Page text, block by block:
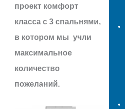
проект комфорт
класса с 3 спальнями,
в котором мы учли
максимальное
количество
пожеланий.